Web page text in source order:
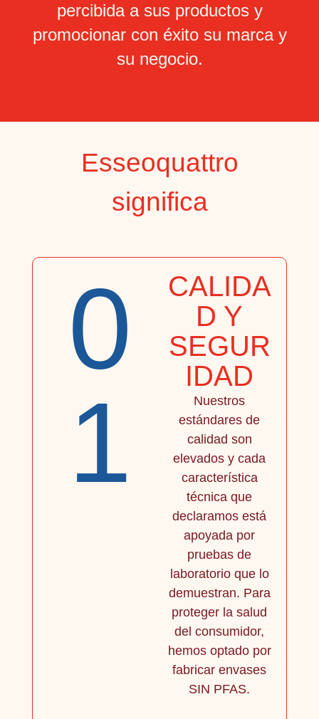
percibida a sus productos y
promocionar con éxito su marca y
su negocio.
Esseoquattro
significa
0
1
CALIDA
D Y
SEGUR
IDAD
Nuestros
estándares de
calidad son
elevados y cada
característica
técnica que
declaramos está
apoyada por
pruebas de
laboratorio que lo
demuestran. Para
proteger la salud
del consumidor,
hemos optado por
fabricar envases
SIN PFAS.